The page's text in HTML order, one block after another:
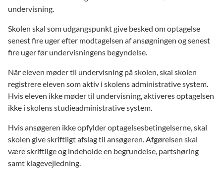
undervisning.
Skolen skal som udgangspunkt give besked om optagelse
senest fire uger efter modtagelsen af ansøgningen og senest
fire uger før undervisningens begyndelse.
Når eleven møder til undervisning på skolen, skal skolen
registrere eleven som aktiv i skolens administrative system.
Hvis eleven ikke møder til undervisning, aktiveres optagelsen
ikke i skolens studieadministrative system.
Hvis ansøgeren ikke opfylder optagelsesbetingelserne, skal
skolen give skriftligt afslag til ansøgeren. Afgørelsen skal
være skriftlige og indeholde en begrundelse, partshøring
samt klagevejledning.